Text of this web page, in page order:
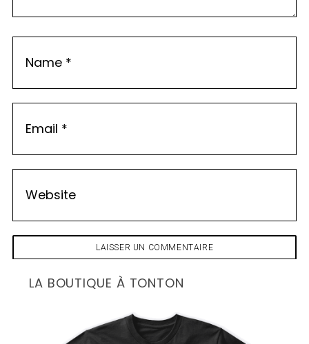
LA BOUTIQUE À TONTON